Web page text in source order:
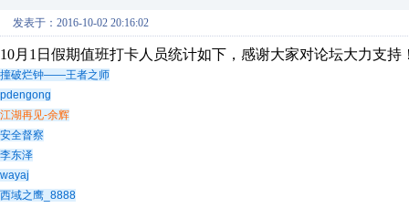
发表于：2016-10-02 20:16:02
10月1日假期值班打卡人员统计如下，感谢大家对论坛大力支持
撞破烂钟——王者之师
pdengong
江湖再见-余辉
安全督察
李东泽
wayaj
西域之鹰_8888